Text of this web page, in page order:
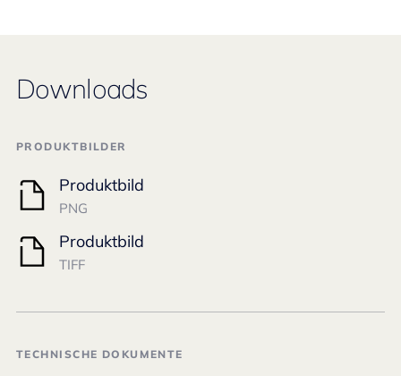
Downloads
PRODUKTBILDER
Produktbild
PNG
Produktbild
TIFF
TECHNISCHE DOKUMENTE